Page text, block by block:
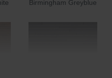
Birmingham Greyblue